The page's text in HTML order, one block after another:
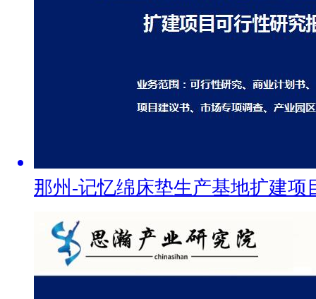
那州-记忆绵床垫生产基地扩建项